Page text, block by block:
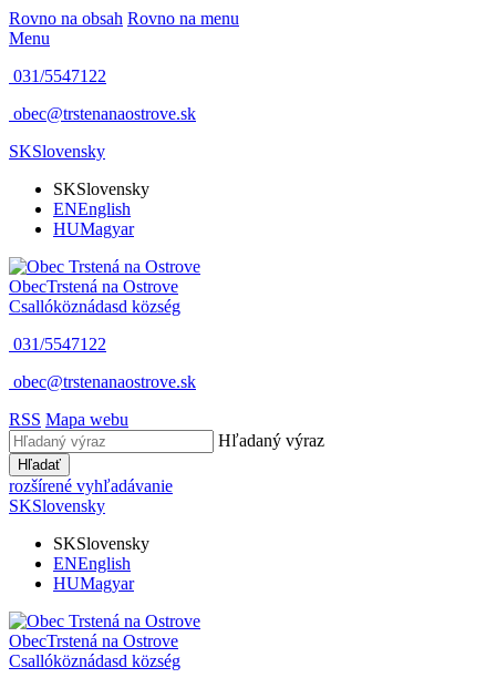
Rovno na obsah Rovno na menu
Menu
031/5547122
obec@trstenanaostrove.sk
SKSlovensky
SKSlovensky
ENEnglish
HUMagyar
ObecTrstená na Ostrove
Csallóköznádasd község
031/5547122
obec@trstenanaostrove.sk
RSS Mapa webu
Hľadaný výraz
Hľadať
rozšírené vyhľadávanie
SKSlovensky
SKSlovensky
ENEnglish
HUMagyar
ObecTrstená na Ostrove
Csallóköznádasd község